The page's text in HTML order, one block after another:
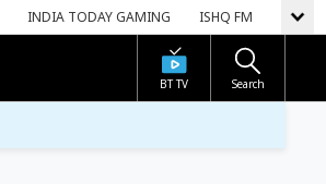
INDIA TODAY GAMING ISHQ FM
BT TV Search